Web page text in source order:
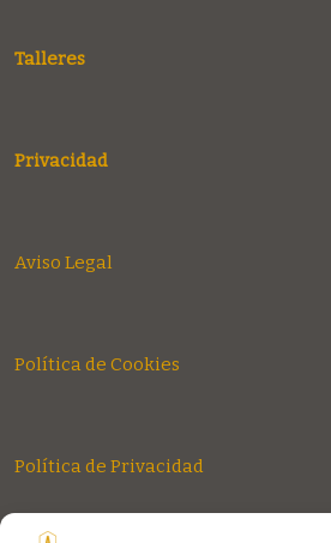
Talleres
Privacidad
Aviso Legal
Política de Cookies
Política de Privacidad